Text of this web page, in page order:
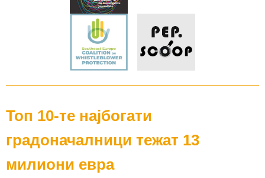
Топ 10-те најбогати
градоначалници тежат 13
милиони евра